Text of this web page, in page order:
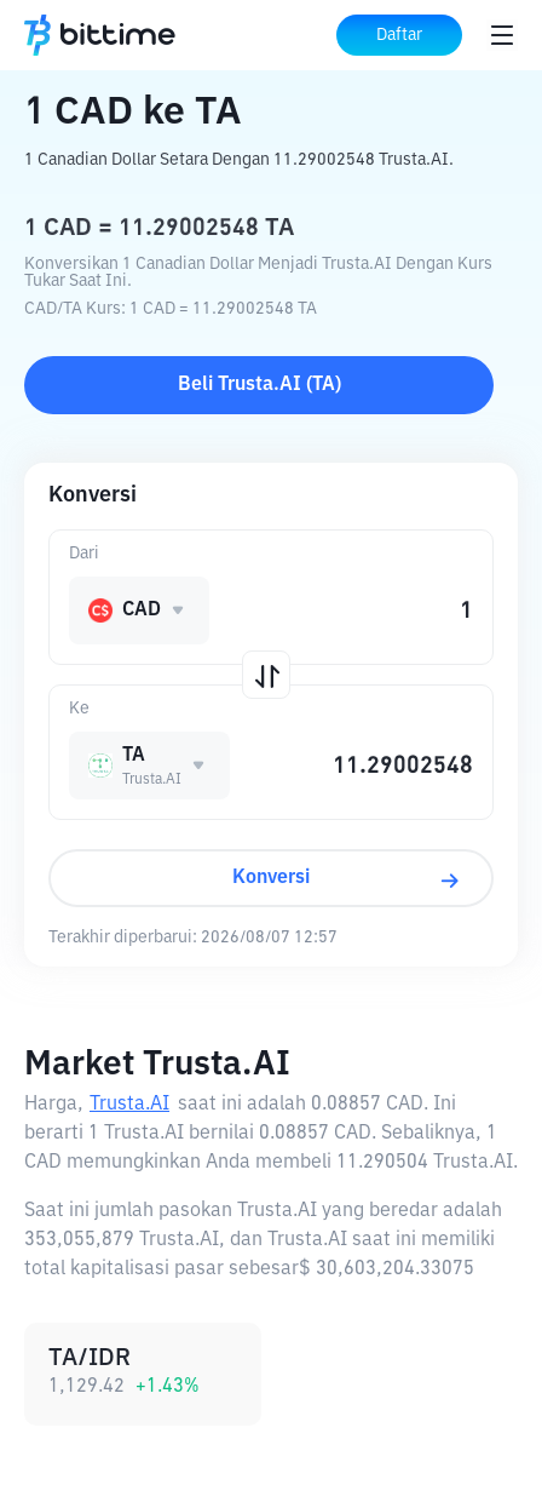
Daftar
Beranda Konverter Kripto ke TA
1 CAD ke TA
1 Canadian Dollar Setara Dengan 11.29002548 Trusta.AI.
1 CAD = 11.29002548 TA
Konversikan 1 Canadian Dollar Menjadi Trusta.AI Dengan Kurs
Tukar Saat Ini.
CAD/ TA Kurs: 1 CAD = 11.29002548 TA
Beli Trusta.AI ( TA)
Konversi
Ke
TA
Trusta.AI
Dari
CAD
Konversi
Terakhir diperbarui: 2026/08/07 12:57
Market Trusta.AI
Harga, Trusta.AI saat ini adalah 0.08857 CAD. Ini
berarti 1 Trusta.AI bernilai 0.08857 CAD. Sebaliknya, 1
CAD memungkinkan Anda membeli 11.290504 Trusta.AI.
Saat ini jumlah pasokan Trusta.AI yang beredar adalah
353,055,879 Trusta.AI, dan Trusta.AI saat ini memiliki
total kapitalisasi pasar sebesar$ 30,603,204.33075
TA/IDR
1,129.42 +1.43%